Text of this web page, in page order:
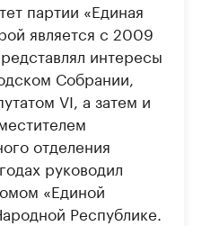
партии «Единая
является с 2009
интересы
Собрании,
VI, а затем и
отделения
руководил
«Единой
Республике.